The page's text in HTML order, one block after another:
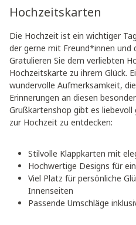
Hochzeitskarten
Die Hochzeit ist ein wichtiger
der gerne mit Freund*innen und
Gratulieren Sie dem verliebten
Hochzeitskarte zu ihrem Glück.
wundervolle Aufmerksamkeit,
Erinnerungen an diesen
Grußkartenshop gibt es
zur Hochzeit zu entdecken:
Stilvolle Klappkarten mit
Hochwertige Designs für
Viel Platz für persönliche
Innenseiten
Passende Umschläge